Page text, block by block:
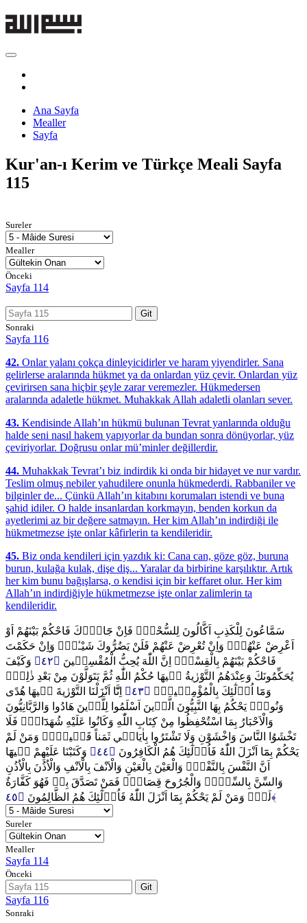
Ana Sayfa
Mealler
Sayfa
Kur'an-ı Kerim ve Türkçe Meali Sayfa
115
Sureler
Mealler
Önceki
Sayfa 114
Git
Sonraki
Sayfa 116
42. Onlar yalanı çokça dinleyicidirler ve haram yiyendirler. Sana
gelirlerse aralarında hükmet ya da onlardan yüz çevir. Onlardan yüz
çevirirsen sana hiçbir şeyle zarar veremezler. Hükmedersen
aralarında adaletle hükmet. Muhakkak Allah adaletli olanları sever.
43. Kendisinde Allah’ın hükmü bulunan Tevrat yanlarında olduğu
halde seni nasıl hakem yapıyorlar da bundan sonra dönüyorlar, yüz
çeviriyorlar. Doğrusu onlar mü’minler değillerdir.
44. Muhakkak Tevrat’ı biz indirdik ki onda bir hidayet ve nur vardır.
Teslim olmuş nebiler yahudilere onunla hükmederdi. Rabbaniler ve
bilginler de... Çünkü Allah’ın kitabını korumaları istendi ve buna
şahid idiler. O halde insanlardan korkmayın, benden korkun da
ayetlerimi az bir değere satmayın. Her kim Allah’ın indirdiği ile
hükmetmezse işte onlar kâfirlerin ta kendileridir.
45. Biz onda kendileri için yazdık ki: Cana can, göze göz, buruna
burun, kulağa kulak, dişe diş... Yaralar da birbirine karşılıktır. Artık
her kim bunu bağışlarsa, o kendisi için bir keffaret olur. Her kim
Allah’ın indirdiğiyle hükmetmezse işte onlar zalimlerin ta
kendileridir.
سَمَّاعُونَ لِلْكَذِبِ اَكَّالُونَ لِلسُّحْتِۜ فَاِنْ جَٓاؤُ۫كَ فَاحْكُمْ بَيْنَهُمْ اَوْ
اَعْرِضْ عَنْهُمْۚ وَاِنْ تُعْرِضْ عَنْهُمْ فَلَنْ يَضُرُّوكَ شَيْـٔاًۜ وَاِنْ حَكَمْتَ
فَاحْكُمْ بَيْنَهُمْ بِالْقِسْطِۜ اِنَّ اللّٰهَ يُحِبُّ الْمُقْسِط۪ينَ ﴿٤٢﴾
وَكَيْفَ
يُحَكِّمُونَكَ وَعِنْدَهُمُ التَّوْرٰيةُ ف۪يهَا حُكْمُ اللّٰهِ ثُمَّ يَتَوَلَّوْنَ مِنْ بَعْدِ ذٰلِكَۜ
وَمَٓا اُو۬لٰٓئِكَ بِالْمُؤْمِن۪ينَ۟ ﴿٤٣﴾
اِنَّٓا اَنْزَلْنَا التَّوْرٰيةَ ف۪يهَا هُدًى
وَنُورٌۚ يَحْكُمُ بِهَا النَّبِيُّونَ الَّذ۪ينَ اَسْلَمُوا لِلَّذ۪ينَ هَادُوا وَالرَّبَّانِيُّونَ
وَالْاَحْبَارُ بِمَا اسْتُحْفِظُوا مِنْ كِتَابِ اللّٰهِ وَكَانُوا عَلَيْهِ شُهَدَٓاءَۚ فَلَا
تَخْشَوُا النَّاسَ وَاخْشَوْنِ وَلَا تَشْتَرُوا بِاٰيَات۪ي ثَمَناً قَل۪يلاًۜ وَمَنْ لَمْ
يَحْكُمْ بِمَٓا اَنْزَلَ اللّٰهُ فَاُو۬لٰٓئِكَ هُمُ الْكَافِرُونَ ﴿٤٤﴾
وَكَتَبْنَا عَلَيْهِمْ ف۪يهَٓا
اَنَّ النَّفْسَ بِالنَّفْسِۙ وَالْعَيْنَ بِالْعَيْنِ وَالْاَنْفَ بِالْاَنْفِ وَالْاُذُنَ بِالْاُذُنِ
وَالسِّنَّ بِالسِّنِّۙ وَالْجُرُوحَ قِصَاصٌۜ فَمَنْ تَصَدَّقَ بِه۪ فَهُوَ كَفَّارَةٌ
لَهُۜ وَمَنْ لَمْ يَحْكُمْ بِمَٓا اَنْزَلَ اللّٰهُ فَاُو۬لٰٓئِكَ هُمُ الظَّالِمُونَ﴿٤٥﴾
Sureler
Mealler
Sayfa 114
Önceki
Git
Sayfa 116
Sonraki